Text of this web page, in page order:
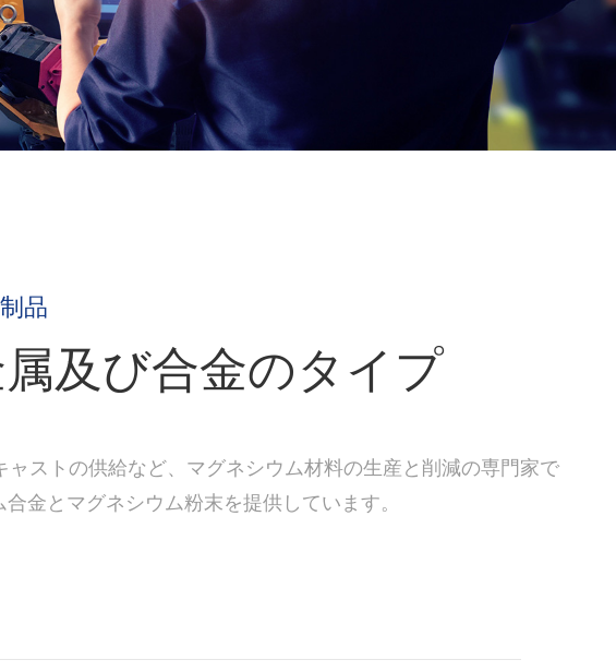
品
及び合金のタイプ
ストの供給など、マグネシウム材料の生産と削減の専門家で
金とマグネシウム粉末を提供しています。